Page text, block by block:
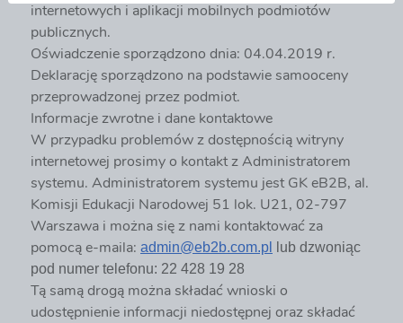
internetowych i aplikacji mobilnych podmiotów
publicznych.
Oświadczenie sporządzono dnia: 04.04.2019 r.
Deklarację sporządzono na podstawie samooceny
przeprowadzonej przez podmiot.
Informacje zwrotne i dane kontaktowe
W przypadku problemów z dostępnością witryny
internetowej prosimy o kontakt z Administratorem
systemu. Administratorem systemu jest GK eB2B, al.
Komisji Edukacji Narodowej 51 lok. U21, 02-797
Warszawa i można się z nami kontaktować za
pomocą e-maila: admin@eb2b.com.pl
lub dzwoniąc
pod numer telefonu: 22 428 19 28
Tą samą drogą można składać wnioski o
udostępnienie informacji niedostępnej oraz składać